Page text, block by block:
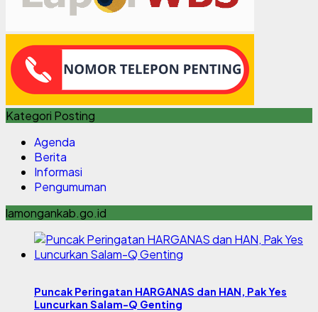
Kategori Posting
Agenda
Berita
Informasi
Pengumuman
lamongankab.go.id
Puncak Peringatan HARGANAS dan HAN, Pak Yes
Luncurkan Salam-Q Genting